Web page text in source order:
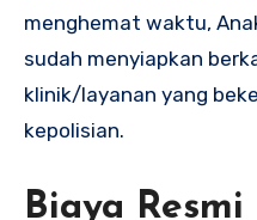
menghemat waktu,
sudah menyiapkan
klinik/layanan yang
kepolisian.
Biaya Resmi